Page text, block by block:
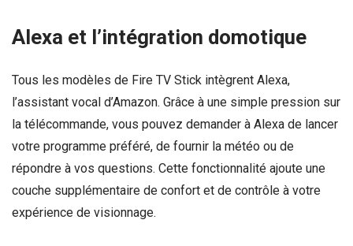
Alexa et l’intégration domotique
Tous les modèles de Fire TV Stick intègrent Alexa,
l’assistant vocal d’Amazon. Grâce à une simple pression sur
la télécommande, vous pouvez demander à Alexa de lancer
votre programme préféré, de fournir la météo ou de
répondre à vos questions. Cette fonctionnalité ajoute une
couche supplémentaire de confort et de contrôle à votre
expérience de visionnage.